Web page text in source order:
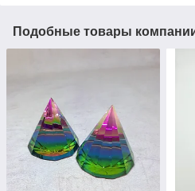
Подобные товары